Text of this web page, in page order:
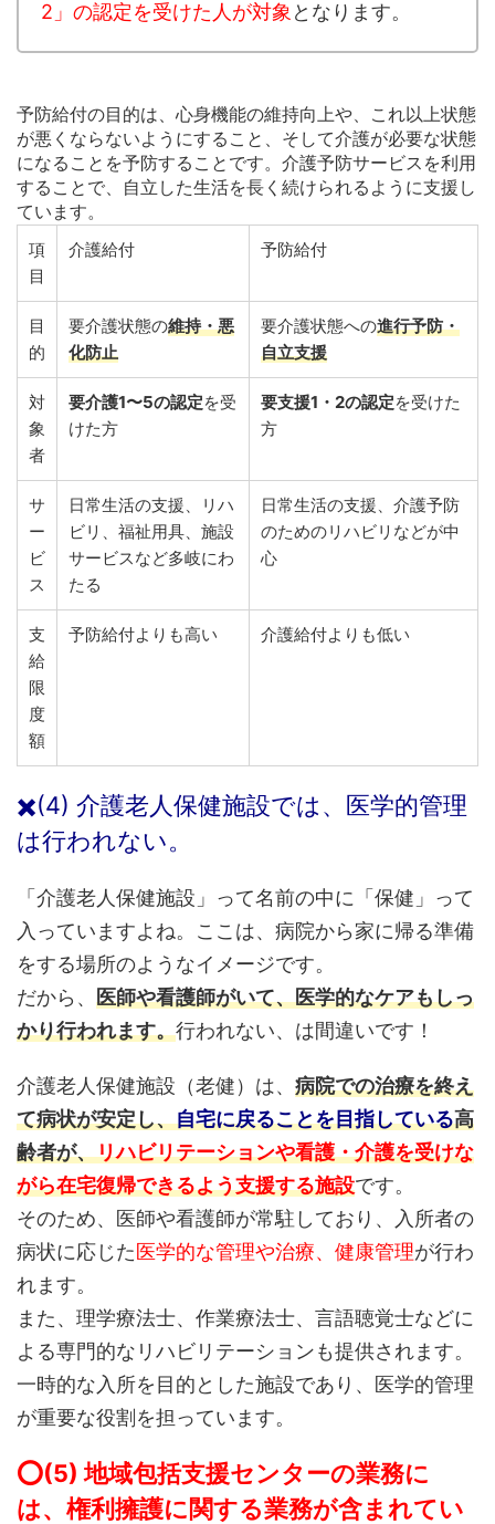
2」の認定を受けた人が対象 となります。
予防給付の目的は、心身機能の維持向上や、これ以上状態
が悪くならないようにすること、そして介護が必要な状態
になることを予防することです。介護予防サービスを利用
することで、自立した生活を長く続けられるように支援し
ています。
項
目
介護給付 予防給付
目
的
要介護状態の維持・悪
化防止
要介護状態への進行予防・
自立支援
対
象
者
要介護1〜5の認定を受
けた方
要支援1・2の認定を受けた
方
サ
ー
ビ
ス
日常生活の支援、リハ
ビリ、福祉用具、施設
サービスなど多岐にわ
たる
日常生活の支援、介護予防
のためのリハビリなどが中
心
支
給
限
度
額
予防給付よりも高い 介護給付よりも低い
✖️(4) 介護老人保健施設では、医学的管理
は行われない。
「介護老人保健施設」って名前の中に「保健」って
入っていますよね。ここは、病院から家に帰る準備
をする場所のようなイメージです。
だから、 医師や看護師がいて、医学的なケアもしっ
かり行われます。行われない、は間違いです！
介護老人保健施設（老健）は、 病院での治療を終え
て病状が安定し、自宅に戻ることを目指している高
齢者が、リハビリテーションや看護・介護を受けな
がら在宅復帰できるよう支援する施設です。
そのため、医師や看護師が常駐しており、入所者の
病状に応じた医学的な管理や治療、健康管理が行わ
れます。
また、理学療法士、作業療法士、言語聴覚士などに
よる専門的なリハビリテーションも提供されます。
一時的な入所を目的とした施設であり、医学的管理
が重要な役割を担っています。
⭕️(5) 地域包括支援センターの業務に
は、権利擁護に関する業務が含まれてい